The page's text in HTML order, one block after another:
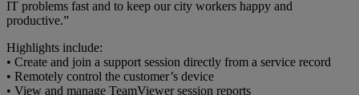
IT problems fast and to keep our city workers happy and
productive.”
Highlights include:
• Create and join a support session directly from a service record
• Remotely control the customer’s device
• View and manage TeamViewer session reports